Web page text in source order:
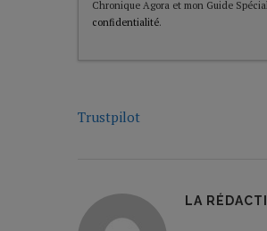
Chronique Agora et mon Guide
confidentialité.
Trustpilot
LA